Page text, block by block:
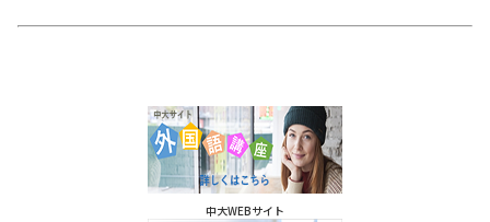
中大WEBサイト